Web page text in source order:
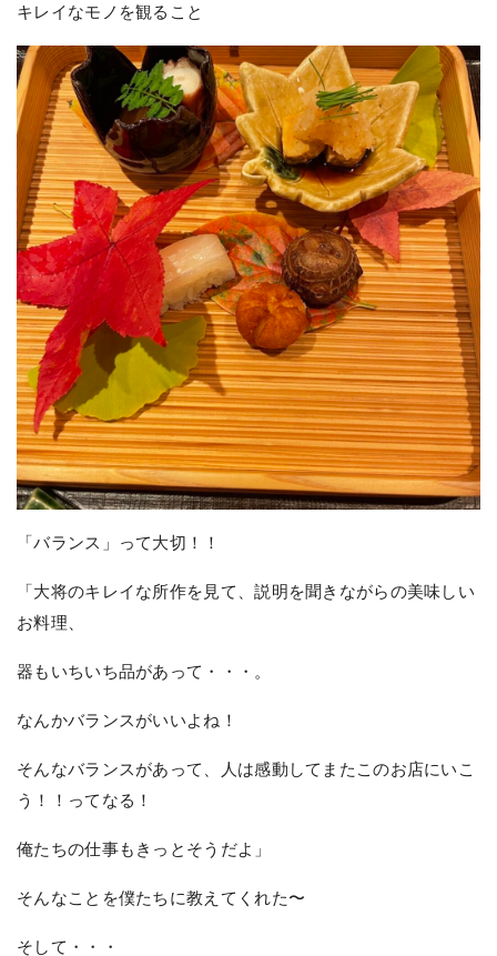
キレイなモノを観ること
「バランス」って大切！！
「大将のキレイな所作を見て、説明を聞きながらの美味しい
お料理、
器もいちいち品があって・・・。
なんかバランスがいいよね！
そんなバランスがあって、人は感動してまたこのお店にいこ
う！！ってなる！
俺たちの仕事もきっとそうだよ」
そんなことを僕たちに教えてくれた〜
そして・・・